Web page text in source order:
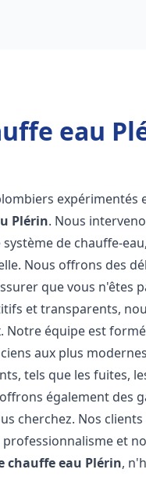
eau
expérimentés
Plérin. Nous
de chauffe-
Nous offrons des
que vous n'êtes
et transparents,
Notre équipe est
aux plus
tels que les fuites,
également des
cherchez. Nos
et
chauffe eau Plérin,